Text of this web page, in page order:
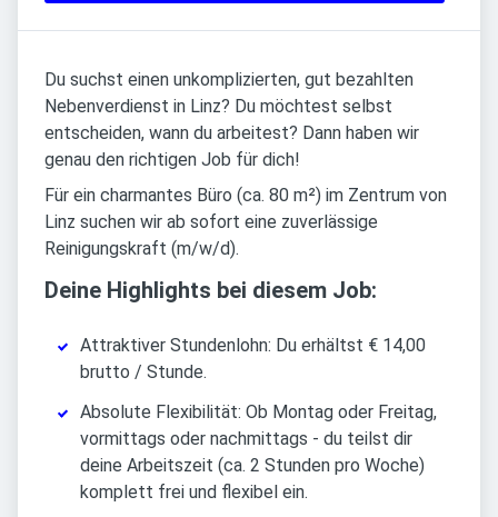
Du suchst einen unkomplizierten, gut bezahlten
Nebenverdienst in Linz? Du möchtest selbst
entscheiden, wann du arbeitest? Dann haben wir
genau den richtigen Job für dich!
Für ein charmantes Büro (ca. 80 m²) im Zentrum von
Linz suchen wir ab sofort eine zuverlässige
Reinigungskraft (m/w/d).
Deine Highlights bei diesem Job:
Attraktiver Stundenlohn: Du erhältst € 14,00
brutto / Stunde.
Absolute Flexibilität: Ob Montag oder Freitag,
vormittags oder nachmittags - du teilst dir
deine Arbeitszeit (ca. 2 Stunden pro Woche)
komplett frei und flexibel ein.